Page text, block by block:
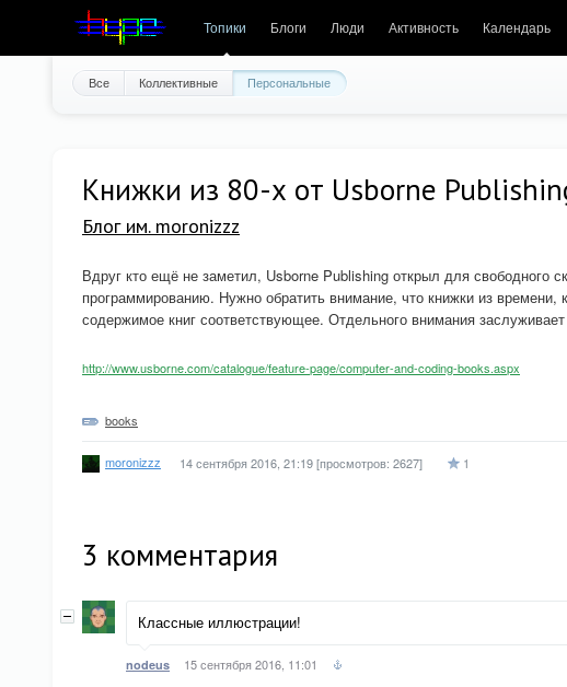
Топики Блоги Люди Активность Календарь
Все Коллективные Персональные
Книжки из 80-х от Usborne
Блог им. moronizzz
Вдруг кто ещё не заметил, Usborne Publishing открыл для свободного
программированию. Нужно обратить внимание, что книжки из
содержимое книг соответствующее. Отдельного внимания
http://www.usborne.com/catalogue/feature-page/computer-and-coding-books.aspx
books
moronizzz 14 сентября 2016, 21:19[просмотров: 2627] 1
3 комментария
Классные иллюстрации!
nodeus 15 сентября 2016, 11:01